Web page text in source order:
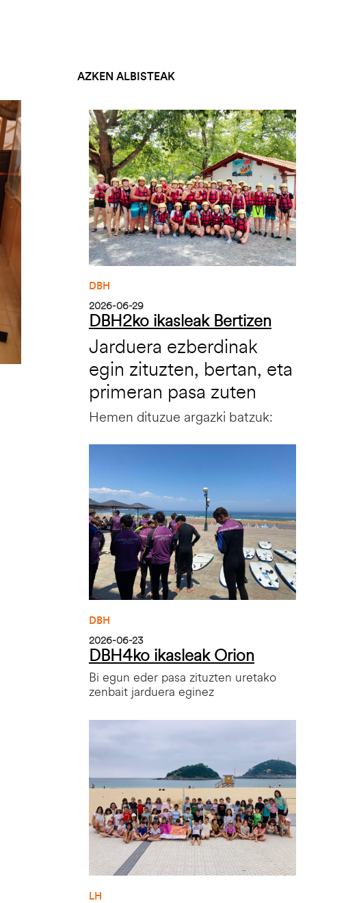
AZKEN ALBISTEAK
Irudia
DBH
2026-06-29
DBH2ko ikasleak Bertizen
Jarduera ezberdinak
egin zituzten, bertan, eta
primeran pasa zuten
Hemen dituzue argazki batzuk:
DBH
2026-06-23
DBH4ko ikasleak Orion
Bi egun eder pasa zituzten uretako
zenbait jarduera eginez
LH